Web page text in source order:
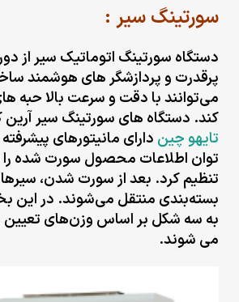
سورتینگ سیر :
دستگاه‌ سورتینگ اتوماتیک سیر از
پرقدرت و پردازشگر های هوشمند
می‌توانند با دقت و سرعت بالا حبه
کند. دستگاه‌ های سورتینگ سیر آرین
تایهو چین دارای مانیتورهای
توان اطلاعات محصول سورت شده
تنظیم کرد. بعد از سورت شدن،
بسته‌بندی منتقل می‌شوند. در
به سه شکل بر اساس وزن‌های تعیین
می شوند.